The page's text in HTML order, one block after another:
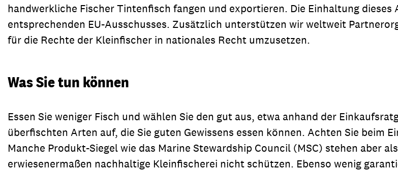
handwerkliche Fischer Tintenfisch fangen und exportieren. Die Einhaltung
entsprechenden EU-Ausschusses. Zusätzlich unterstützen wir weltweit
für die Rechte der Kleinfischer in nationales Recht umzusetzen.
Was Sie tun können
Essen Sie weniger Fisch und wählen Sie den gut aus, etwa anhand der
überfischten Arten auf, die Sie guten Gewissens essen können. Achten Sie beim
Manche Produkt-Siegel wie das Marine Stewardship Council (MSC) stehen aber
erwiesenermaßen nachhaltige Kleinfischerei nicht schützen. Ebenso wenig